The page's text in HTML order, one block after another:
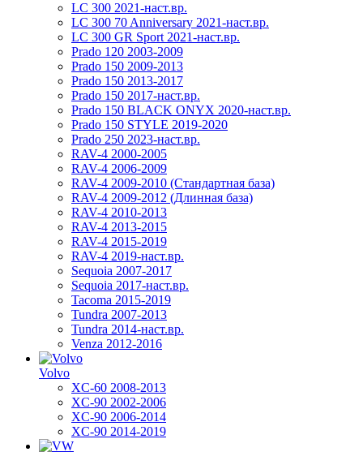
LC 300 2021-наст.вр.
LC 300 70 Anniversary 2021-наст.вр.
LC 300 GR Sport 2021-наст.вр.
Prado 120 2003-2009
Prado 150 2009-2013
Prado 150 2013-2017
Prado 150 2017-наст.вр.
Prado 150 BLACK ONYX 2020-наст.вр.
Prado 150 STYLE 2019-2020
Prado 250 2023-наст.вр.
RAV-4 2000-2005
RAV-4 2006-2009
RAV-4 2009-2010 (Стандартная база)
RAV-4 2009-2012 (Длинная база)
RAV-4 2010-2013
RAV-4 2013-2015
RAV-4 2015-2019
RAV-4 2019-наст.вр.
Sequoia 2007-2017
Sequoia 2017-наст.вр.
Tacoma 2015-2019
Tundra 2007-2013
Tundra 2014-наст.вр.
Venza 2012-2016
Volvo
XC-60 2008-2013
XC-90 2002-2006
XC-90 2006-2014
XC-90 2014-2019